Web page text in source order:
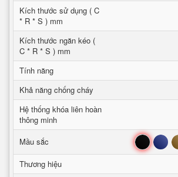
Kích thước sử dụng ( C
* R * S ) mm
Kích thước ngăn kéo (
C * R * S ) mm
Tính năng
Khả năng chống cháy
Hệ thống khóa liên hoàn
thông minh
Mầu sắc
Đen Xanh
Thương hiệu